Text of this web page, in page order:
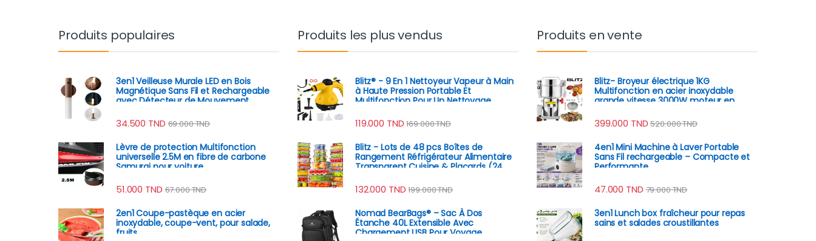
Produits populaires
3en1 Veilleuse Murale LED en Bois
Magnétique Sans Fil et Rechargeable
avec Détecteur de Mouvement
34.500 TND 69.000TND
Lèvre de protection Multifonction
universelle 2.5M en fibre de carbone
Samurai pour voiture
51.000 TND 67.000TND
2en1 Coupe-pastèque en acier
inoxydable, coupe-vent, pour salade,
fruits
Produits les plus vendus
Blitz® - 9 En 1 Nettoyeur Vapeur à Main
à Haute Pression Portable Et
Multifonction Pour Un Nettoyage
119.000 TND 169.000TND
Blitz - Lots de 48 pcs Boîtes de
Rangement Réfrigérateur Alimentaire
Transparent Cuisine & Placards (24
132.000 TND 199.000TND
Nomad BearBags® – Sac À Dos
Étanche 40L Extensible Avec
Chargement USB Pour Voyage
Produits en vente
Blitz- Broyeur électrique 1KG
Multifonction en acier inoxydable
grande vitesse 3000W moteur en
399.000 TND 520.000TND
4en1 Mini Machine à Laver Portable
Sans Fil rechargeable – Compacte et
Performante
47.000 TND 79.000TND
3en1 Lunch box fraîcheur pour repas
sains et salades croustillantes